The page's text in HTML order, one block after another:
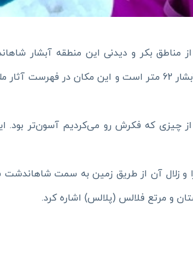
از مناطق بکر و دیدنی این منطقه آبشار
آبشارهای مازندرانه در میان کوه و جنگل قرار گرفته. ارتفاع این
چیزی که فکرش رو می‌کردیم آسون‌تر
زلال آن از طریق زمین به سمت شاهاندشت
و مرتع فلالس (پلالس) اشاره کرد.